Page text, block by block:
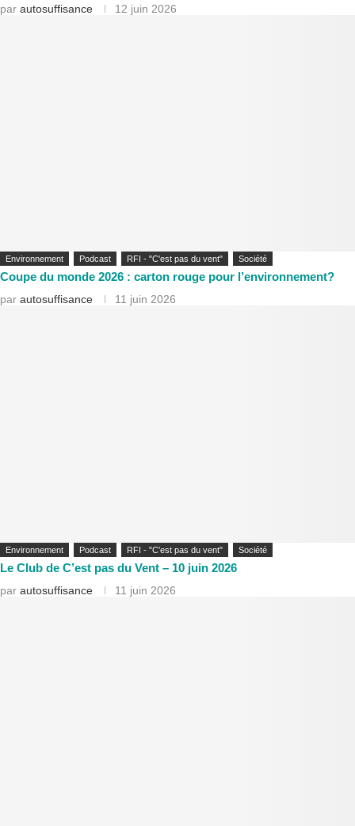
par autosuffisance 12 juin 2026
Environnement Podcast RFI - "C'est pas du vent" Société
Coupe du monde 2026 : carton rouge pour l’environnement?
par autosuffisance 11 juin 2026
Environnement Podcast RFI - "C'est pas du vent" Société
Le Club de C’est pas du Vent – 10 juin 2026
par autosuffisance 11 juin 2026